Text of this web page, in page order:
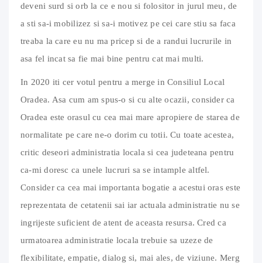
deveni surd si orb la ce e nou si folositor in jurul meu, de
a sti sa-i mobilizez si sa-i motivez pe cei care stiu sa faca
treaba la care eu nu ma pricep si de a randui lucrurile in
asa fel incat sa fie mai bine pentru cat mai multi.
In 2020 iti cer votul pentru a merge in Consiliul Local
Oradea. Asa cum am spus-o si cu alte ocazii, consider ca
Oradea este orasul cu cea mai mare apropiere de starea de
normalitate pe care ne-o dorim cu totii. Cu toate acestea,
critic deseori administratia locala si cea judeteana pentru
ca-mi doresc ca unele lucruri sa se intample altfel.
Consider ca cea mai importanta bogatie a acestui oras este
reprezentata de cetatenii sai iar actuala administratie nu se
ingrijeste suficient de atent de aceasta resursa. Cred ca
urmatoarea administratie locala trebuie sa uzeze de
flexibilitate, empatie, dialog si, mai ales, de viziune. Merg